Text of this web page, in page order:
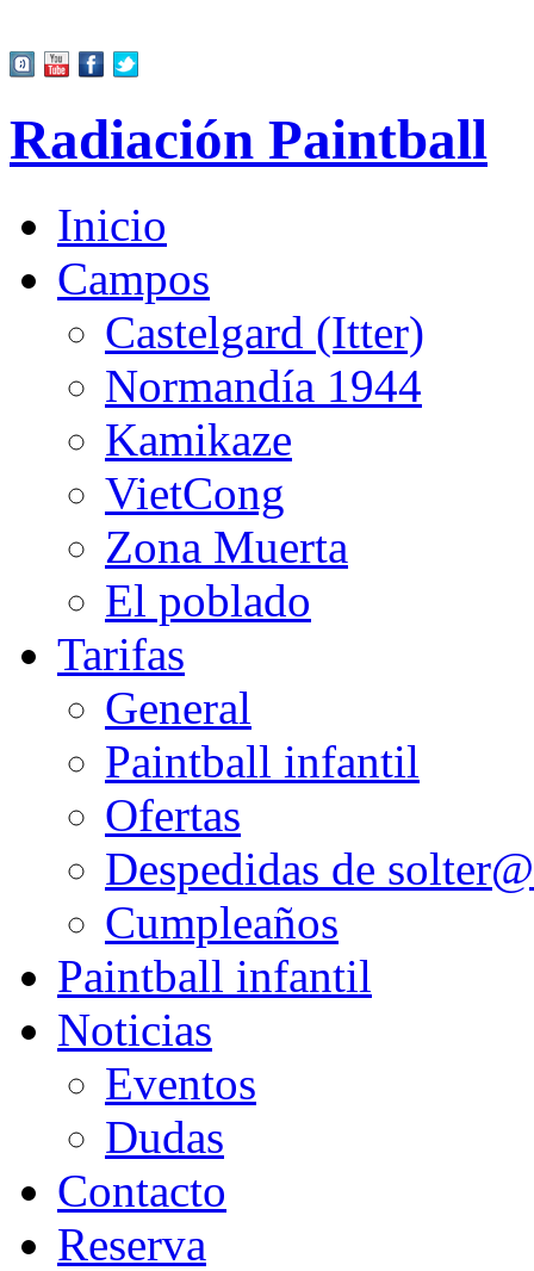
Radiación Paintball
Inicio
Campos
Castelgard (Itter)
Normandía 1944
Kamikaze
VietCong
Zona Muerta
El poblado
Tarifas
General
Paintball infantil
Ofertas
Despedidas de solter@
Cumpleaños
Paintball infantil
Noticias
Eventos
Dudas
Contacto
Reserva